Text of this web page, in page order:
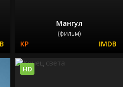
Мангул
(фильм)
HD